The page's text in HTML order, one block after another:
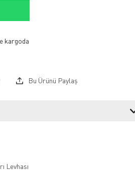
kargoda
Bu Ürünü Paylaş
Levhası